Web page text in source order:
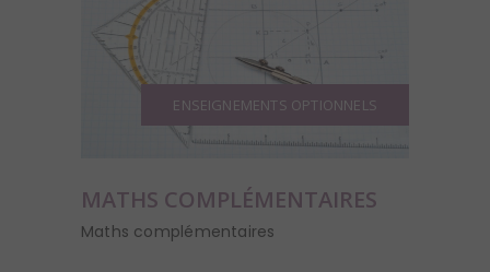
ENSEIGNEMENTS OPTIONNELS
MATHS COMPLÉMENTAIRES
Maths complémentaires